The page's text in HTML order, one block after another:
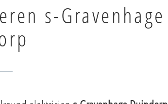
s-Gravenhage